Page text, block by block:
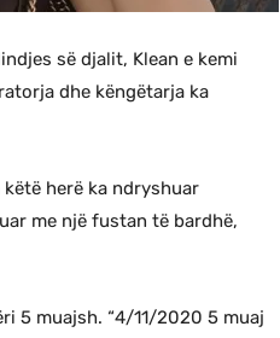
së djalit, Klean e kemi
dhe këngëtarja ka
herë ka ndryshuar
me një fustan të bardhë,
5 muajsh. “4/11/2020 5 muaj